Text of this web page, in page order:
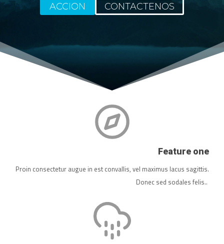
ACCION CONTACTENOS
Feature one
Proin consectetur augue in est convallis, vel maximus lacus sagittis.
Donec sed sodales felis..